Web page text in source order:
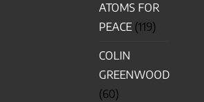
ATOMS FOR
PEACE (119)
COLIN
GREENWOOD
(60)